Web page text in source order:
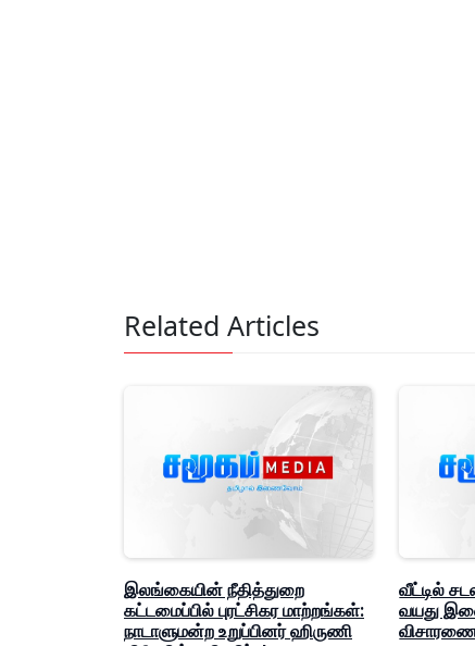
Related Articles
இலங்கையின் நீதித்துறை
கட்டமைப்பில் புரட்சிகர மாற்றங்கள்:
நாடாளுமன்ற உறுப்பினர் ஹிருணி
வீட்டில்
வயது